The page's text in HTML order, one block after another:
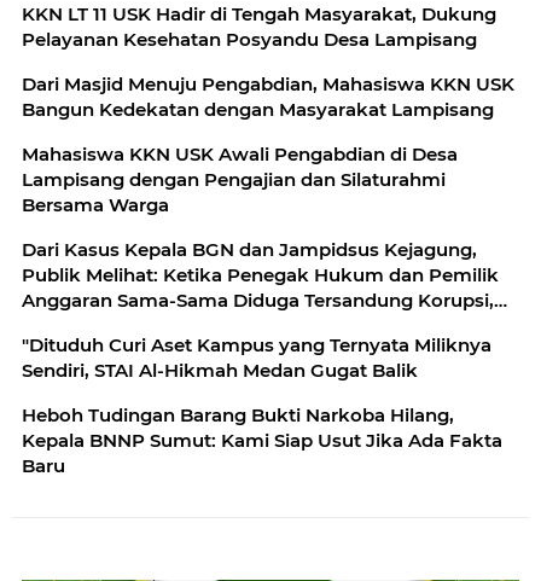
KKN LT 11 USK Hadir di Tengah Masyarakat, Dukung
Pelayanan Kesehatan Posyandu Desa Lampisang
Dari Masjid Menuju Pengabdian, Mahasiswa KKN USK
Bangun Kedekatan dengan Masyarakat Lampisang
Mahasiswa KKN USK Awali Pengabdian di Desa
Lampisang dengan Pengajian dan Silaturahmi
Bersama Warga
Dari Kasus Kepala BGN dan Jampidsus Kejagung,
Publik Melihat: Ketika Penegak Hukum dan Pemilik
Anggaran Sama-Sama Diduga Tersandung Korupsi,
"Dituduh Curi Aset Kampus yang Ternyata Miliknya
Sendiri, STAI Al-Hikmah Medan Gugat Balik
Heboh Tudingan Barang Bukti Narkoba Hilang,
Kepala BNNP Sumut: Kami Siap Usut Jika Ada Fakta
Baru